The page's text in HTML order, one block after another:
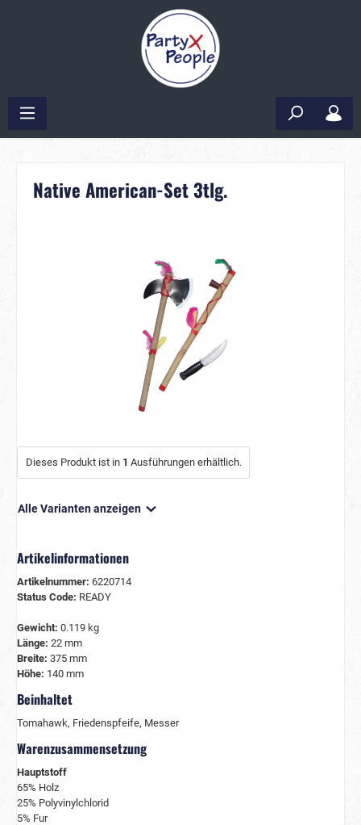
Native American-Set 3tlg.
Dieses Produkt ist in 1 Ausführungen erhältlich.
Alle Varianten anzeigen
Artikelinformationen
Artikelnummer: 6220714
Status Code: READY
Gewicht: 0.119 kg
Länge: 22 mm
Breite: 375 mm
Höhe: 140 mm
Beinhaltet
Tomahawk, Friedenspfeife, Messer
Warenzusammensetzung
Hauptstoff
65% Holz
25% Polyvinylchlorid
5% Fur